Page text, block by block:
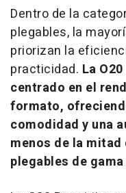
Dentro de la
plegables, la
priorizan la
practicidad. La
centrado en el
formato,
comodidad y una
menos de la
plegables de